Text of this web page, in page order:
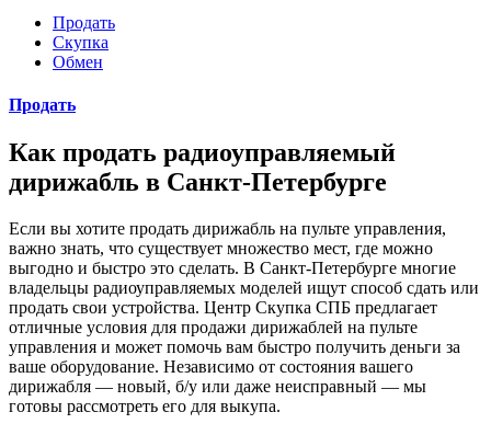
Продать
Скупка
Обмен
Продать
Как продать радиоуправляемый
дирижабль в Санкт-Петербурге
Если вы хотите продать дирижабль на пульте управления,
важно знать, что существует множество мест, где можно
выгодно и быстро это сделать. В Санкт-Петербурге многие
владельцы радиоуправляемых моделей ищут способ сдать или
продать свои устройства. Центр Скупка СПБ предлагает
отличные условия для продажи дирижаблей на пульте
управления и может помочь вам быстро получить деньги за
ваше оборудование. Независимо от состояния вашего
дирижабля — новый, б/у или даже неисправный — мы
готовы рассмотреть его для выкупа.